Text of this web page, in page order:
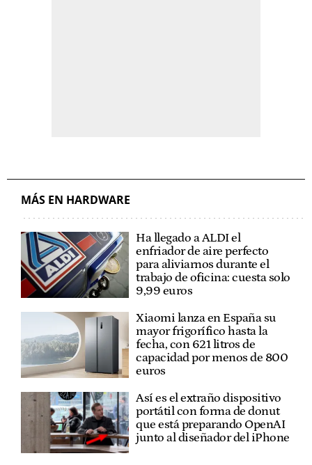
MÁS EN HARDWARE
Ha llegado a ALDI el
enfriador de aire perfecto
para aliviarnos durante el
trabajo de oficina: cuesta solo
9,99 euros
Xiaomi lanza en España su
mayor frigorífico hasta la
fecha, con 621 litros de
capacidad por menos de 800
euros
Así es el extraño dispositivo
portátil con forma de donut
que está preparando OpenAI
junto al diseñador del iPhone